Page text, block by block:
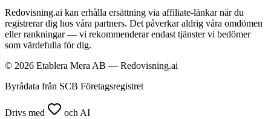
Redovisning.ai kan erhålla ersättning via affiliate-länkar när du
registrerar dig hos våra partners. Det påverkar aldrig våra omdömen
eller rankningar — vi rekommenderar endast tjänster vi bedömer
som värdefulla för dig.
© 2026 Etablera Mera AB — Redovisning.ai
Byrådata från SCB Företagsregistret
Drivs med och AI